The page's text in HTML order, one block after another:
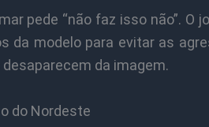
pede “não faz isso não”. O
da modelo para evitar as
desaparecem da imagem.
do Nordeste